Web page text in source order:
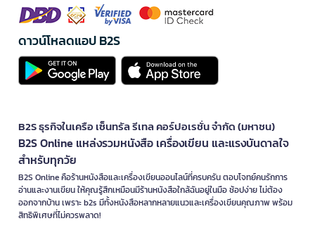
ดาวน์โหลดแอป B2S
B2S ธุรกิจในเครือ เซ็นทรัล รีเทล คอร์ปอเรชั่น จำกัด (มหาชน)
B2S Online แหล่งรวมหนังสือ เครื่องเขียน และแรงบันดาลใจ
สำหรับทุกวัย
B2S Online คือร้านหนังสือและเครื่องเขียนออนไลน์ที่ครบครัน ตอบโจทย์คนรักการ
อ่านและงานเขียน ให้คุณรู้สึกเหมือนมีร้านหนังสือใกล้ฉันอยู่ในมือ ช้อปง่าย ไม่ต้อง
ออกจากบ้าน เพราะ b2s มีทั้งหนังสือหลากหลายแนวและเครื่องเขียนคุณภาพ พร้อม
สิทธิพิเศษที่ไม่ควรพลาด!